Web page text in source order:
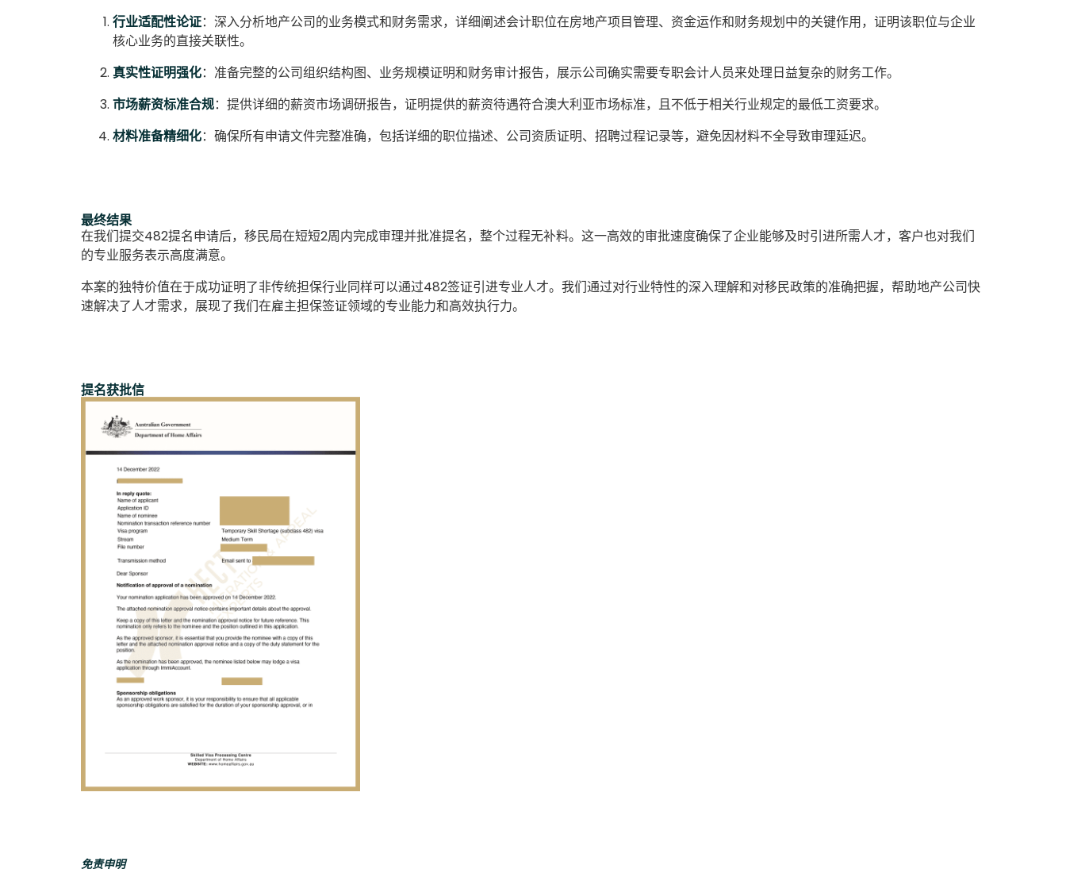
行业适配性论证：深入分析地产公司的业务模式和财务需求，详细阐述会计职位在房地产项目管理、资金运作和财务规划中的关键作用，证明该职位与企业
核心业务的直接关联性。
真实性证明强化：准备完整的公司组织结构图、业务规模证明和财务审计报告，展示公司确实需要专职会计人员来处理日益复杂的财务工作。
市场薪资标准合规：提供详细的薪资市场调研报告，证明提供的薪资待遇符合澳大利亚市场标准，且不低于相关行业规定的最低工资要求。
材料准备精细化：确保所有申请文件完整准确，包括详细的职位描述、公司资质证明、招聘过程记录等，避免因材料不全导致审理延迟。
最终结果
在我们提交482提名申请后，移民局在短短2周内完成审理并批准提名，整个过程无补料。这一高效的审批速度确保了企业能够及时引进所需人才，客户也对我们
的专业服务表示高度满意。
本案的独特价值在于成功证明了非传统担保行业同样可以通过482签证引进专业人才。我们通过对行业特性的深入理解和对移民政策的准确把握，帮助地产公司快
速解决了人才需求，展现了我们在雇主担保签证领域的专业能力和高效执行力。
提名获批信
免责申明